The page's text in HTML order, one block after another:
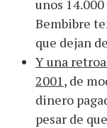
unos
Bembibre
que dejan
Y una
2001 , de
dinero
pesar de